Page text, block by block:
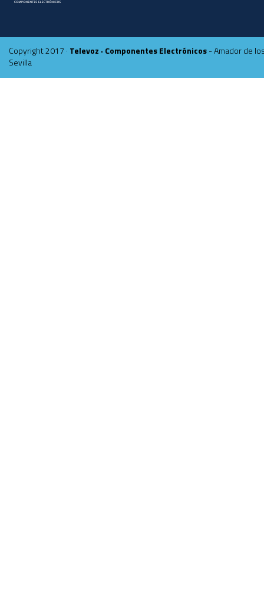
Copyright 2017 · Televoz · Componentes Electrónicos- Amador de
Sevilla